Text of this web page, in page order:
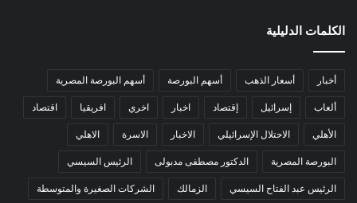
الكلمات الدليلية
أخبار أسعار الذهب أسهم البورصة أسهم البورصة المصرية
ألعاب إسرائيل إقتصاد اخبار اخري افريقيا اقتصاد
الأهلي الاحتلال الإسرائيلي الاخبار الاسرة الاهلي
البورصة المصرية الدكتور مصطفى مدبولى الرئيس السيسي
الرئيس عبد الفتاح السيسي الزمالك الشركات الصغيرة والمتوسطة